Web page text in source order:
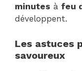
minutes à feu
développent.
Les astuces
savoureux